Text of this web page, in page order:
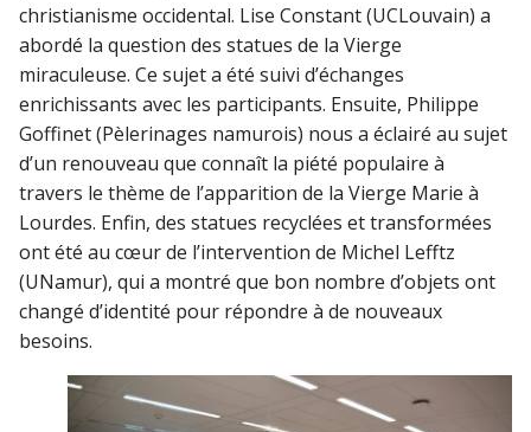
christianisme occidental. Lise Constant (UCLouvain) a
abordé la question des statues de la Vierge
miraculeuse. Ce sujet a été suivi d’échanges
enrichissants avec les participants. Ensuite, Philippe
Goffinet (Pèlerinages namurois) nous a éclairé au sujet
d’un renouveau que connaît la piété populaire à
travers le thème de l’apparition de la Vierge Marie à
Lourdes. Enfin, des statues recyclées et transformées
ont été au cœur de l’intervention de Michel Lefftz
(UNamur), qui a montré que bon nombre d’objets ont
changé d’identité pour répondre à de nouveaux
besoins.